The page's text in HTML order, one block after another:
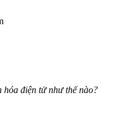
điện tử như thế nào?